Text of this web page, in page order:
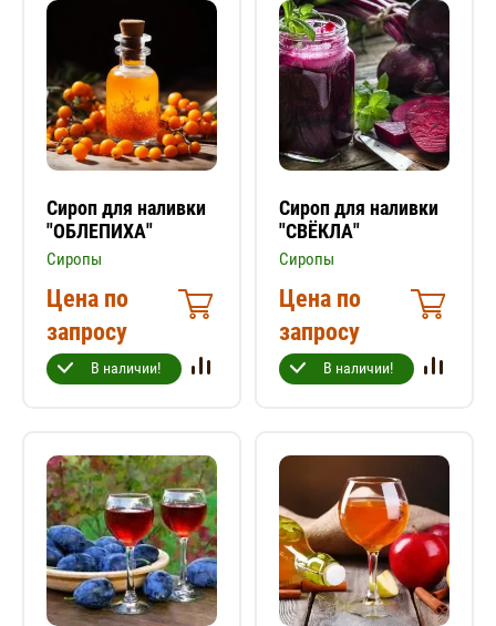
Сироп для наливки
"ОБЛЕПИХА"
Сиропы
Цена по
запросу
В наличии!
Сироп для наливки
"СВЁКЛА"
Сиропы
Цена по
запросу
В наличии!